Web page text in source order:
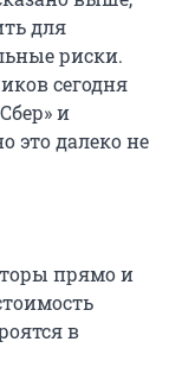
для
риски.
сегодня
и
это далеко не
прямо и
в